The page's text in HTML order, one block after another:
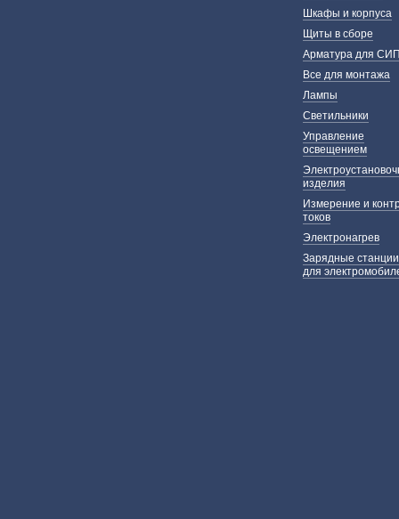
Шкафы и корпуса
Щиты в сборе
Арматура для
Все для монтажа
Лампы
Светильники
Управление
освещением
изделия
Измерение и
токов
Электронагрев
Зарядные станции
для